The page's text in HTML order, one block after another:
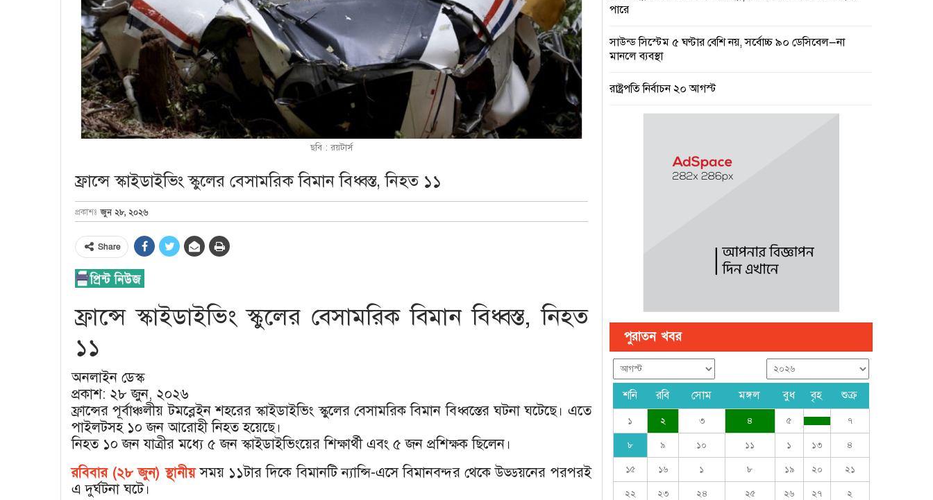
ছবি : রয়টার্স
ফ্রান্সে স্কাইডাইভিং স্কুলের বেসামরিক বিমান বিধ্বস্ত, নিহত ১১
প্রকাশঃ জুন ২৮, ২০২৬
Share
ফ্রান্সে স্কাইডাইভিং স্কুলের বেসামরিক বিমান বিধ্বস্ত, নিহত
১১
অনলাইন ডেস্ক
প্রকাশ: ২৮ জুন, ২০২৬
ফ্রান্সের পূর্বাঞ্চলীয় টমব্লেইন শহরের স্কাইডাইভিং স্কুলের বেসামরিক বিমান বিধ্বস্তের ঘটনা ঘটেছে। এতে
পাইলটসহ ১০ জন আরোহী নিহত হয়েছে।
নিহত ১০ জন যাত্রীর মধ্যে ৫ জন স্কাইডাইভিংয়ের শিক্ষার্থী এবং ৫ জন প্রশিক্ষক ছিলেন।
রবিবার (২৮ জুন) স্থানীয়সময় ১১টার দিকে বিমানটি ন্যান্সি-এসে বিমানবন্দর থেকে উড্ডয়নের পরপরই
এ দুর্ঘটনা ঘটে।
পারে
সাউন্ড সিস্টেম ৫ ঘণ্টার বেশি নয়, সর্বোচ্চ ৯০ ডেসিবেল—না
মানলে ব্যবস্থা
রাষ্ট্রপতি নির্বাচন ২০ আগস্ট
কুমিল্লা কে টিসিসিএ লি:নির্বাচনে বিএনপি’র আড়ালে তিন সভাপতি
প্রার্থীর দু’জনই আ’লীগের সুবিধাভূগী!
ঢাকার চারপাশের নৌপথগুলো সচল করার নির্দেশ প্রধানমন্ত্রীর
পুরাতন খবর
শনি রবি সোম মঙ্গল বুধ বৃহ শুক্র
১ ২ ৩ ৪ ৫ ৭
৮ ৯ ১০ ১১ ১ ১৩ ৪
১৫ ১৬ ১ ৮ ১৯ ২০ ২১
২২ ২৩ ২৪ ২৫ ২৬ ২৭ ২